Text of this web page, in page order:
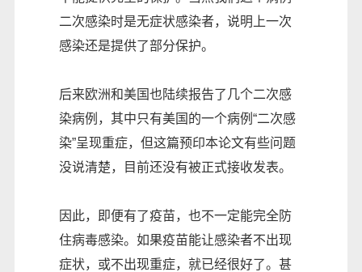
二次感染时是无症状感染者，说明上一次
感染还是提供了部分保护。
后来欧洲和美国也陆续报告了几个二次感
染病例，其中只有美国的一个病例“二次感
染”呈现重症，但这篇预印本论文有些问题
没说清楚，目前还没有被正式接收发表。
因此，即便有了疫苗，也不一定能完全防
住病毒感染。如果疫苗能让感染者不出现
症状，或不出现重症，就已经很好了。甚